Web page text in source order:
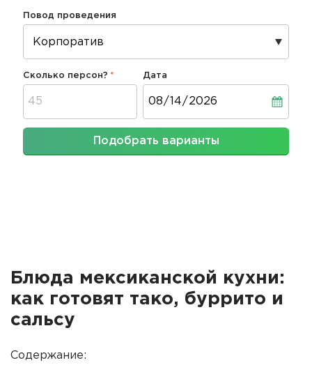
Повод проведения
Сколько персон? Дата
Подобрать варианты
Блюда мексиканской кухни:
как готовят тако, буррито и
сальсу
Содержание: